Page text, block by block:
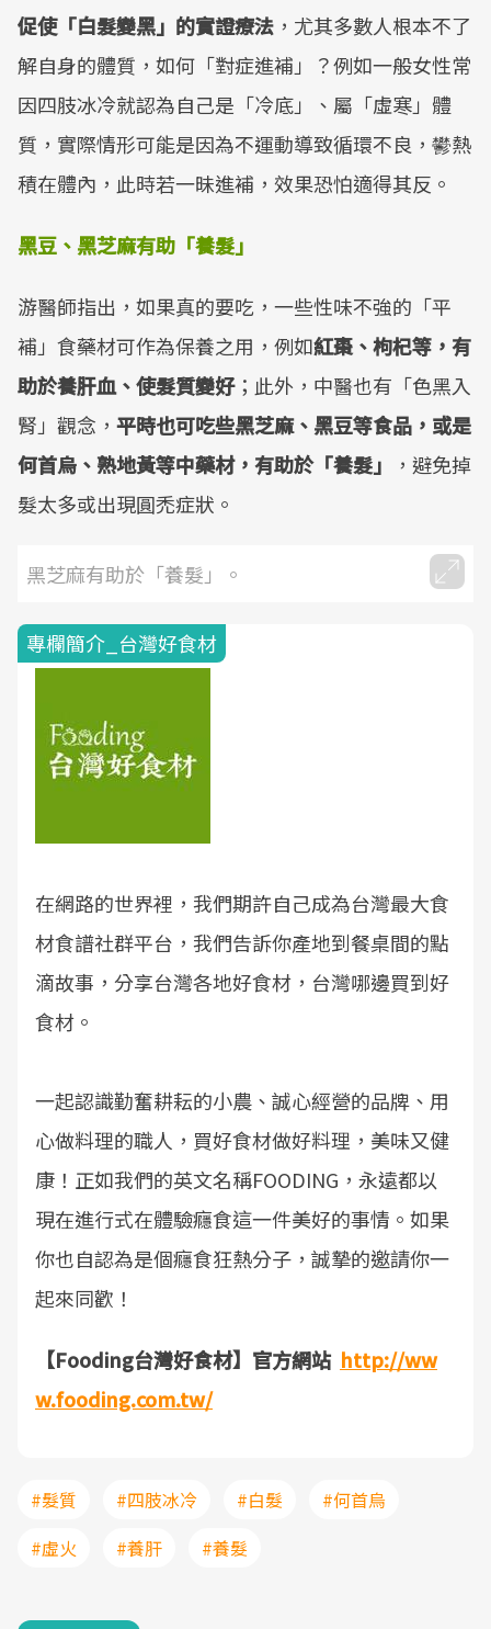
促使「白髮變黑」的實證療法 ，尤其多數人根本不了
解自身的體質，如何「對症進補」？例如一般女性常
因四肢冰冷就認為自己是「冷底」、屬「虛寒」體
質，實際情形可能是因為不運動導致循環不良，鬰熱
積在體內，此時若一昧進補，效果恐怕適得其反。
黑豆、黑芝麻有助「養髮」
游醫師指出，如果真的要吃，一些性味不強的「平
補」食藥材可作為保養之用，例如紅棗、枸杞等，有
助於養肝血、使髮質變好；此外，中醫也有「色黑入
腎」觀念， 平時也可吃些黑芝麻、黑豆等食品，或是
何首烏、熟地黃等中藥材，有助於「養髮」
，避免掉
髮太多或出現圓禿症狀。
黑芝麻有助於「養髮」。
專欄簡介_台灣好食材
在網路的世界裡，我們期許自己成為台灣最大食
材食譜社群平台，我們告訴你產地到餐桌間的點
滴故事，分享台灣各地好食材，台灣哪邊買到好
食材。
一起認識勤奮耕耘的小農、誠心經營的品牌、用
心做料理的職人，買好食材做好料理，美味又健
康！正如我們的英文名稱FOODING，永遠都以
現在進行式在體驗癮食這一件美好的事情。如果
你也自認為是個癮食狂熱分子，誠摯的邀請你一
起來同歡！
【Fooding台灣好食材】官方網站 http://ww
w.fooding.com.tw/
#髮質 #四肢冰冷 #白髮
#何首烏
#虛火
#養肝 #養髮